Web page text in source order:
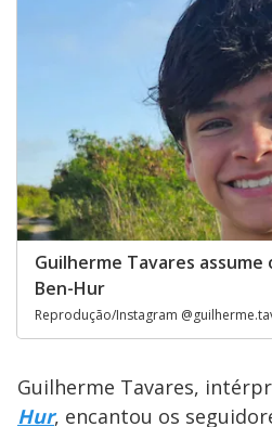
Guilherme Tavares assume
Ben-Hur
Reprodução/Instagram
Guilherme Tavares,
Hur, encantou os